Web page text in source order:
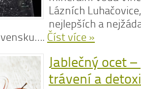
Lázních
nejlepších a
Číst více »
Jablečný ocet
trávení a